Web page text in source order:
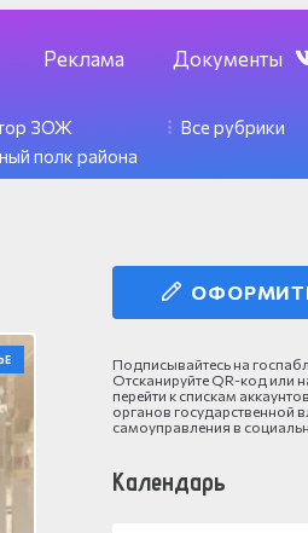
Реклама Документы
ЗОЖ
полк района
Все рубрики
Подписывайтесь на
Отсканируйте QR-код или
перейти к спискам
органов государственной
самоуправления в
Календарь